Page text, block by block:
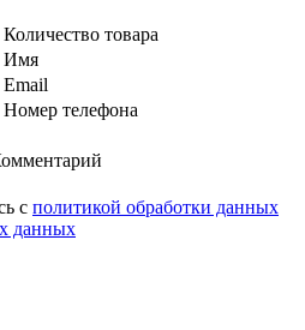
Количество товара
Имя
Email
Номер телефона
с политикой обработки данных
данных